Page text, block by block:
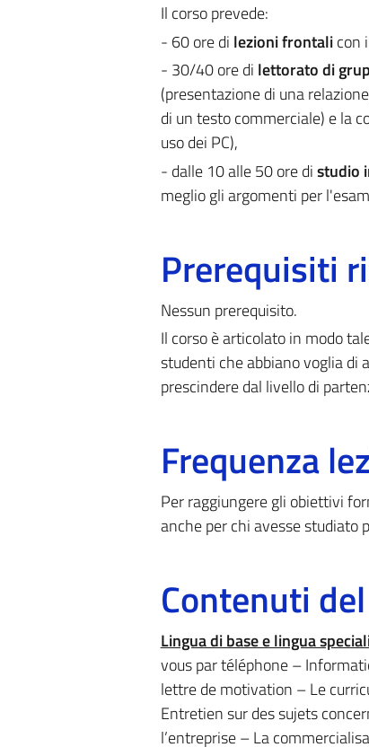
Il corso prevede:
- 60 ore di lezioni frontalicon
- 30/40 ore di lettorato di
(presentazione di una
di un testo commerciale) e la
uso dei PC),
- dalle 10 alle 50 ore distudio
meglio gli argomenti per
Prerequisiti
Nessun prerequisito.
Il corso è articolato in modo
studenti che abbiano voglia di
prescindere dal livello di
Frequenza
Per raggiungere gli obiettivi
anche per chi avesse studiato
Contenuti
Lingua di base e lingua
vous par téléphone –
lettre de motivation – Le
Entretien sur des sujets
l’entreprise – La